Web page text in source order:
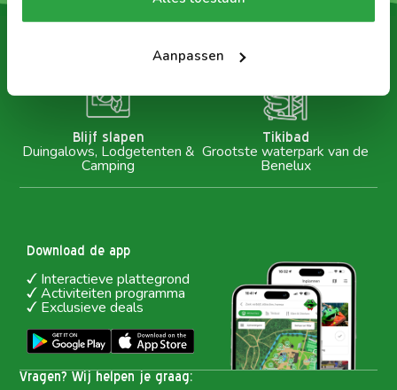
Aanpassen
Daarom Duinrell:
Blijf slapen
Duingalows, Lodgetenten &
Camping
Tikibad
Grootste waterpark van de
Benelux
Vragen? Wij helpen je graag:
Download de app
Interactieve plattegrond
Activiteiten programma
Exclusieve deals